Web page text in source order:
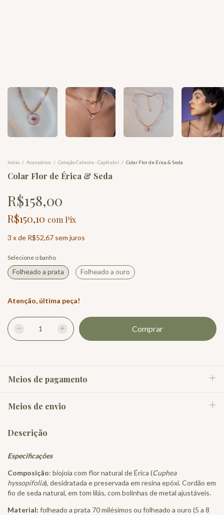
Início / Acessórios / Coleção Celeste - Capítulo I / Colar Flor de Érica & Seda
Colar Flor de Érica & Seda
R$158,00
R$150,10 com Pix
3 xde R$52,67 sem juros
Selecione o banho
Folheado a prata Folheado a ouro
Atenção, última peça!
Meios de pagamento
Meios de envio
Descrição
Especificações
Composição: biojoia com flor natural de Érica (Cuphea
hyssopifolia), desidratada e preservada em resina epóxi. Cordão em
fio de seda natural, em tom lilás, com bolinhas de metal ajustáveis.
Material: folheado a prata 70 milésimos ou folheado a ouro (5 a 8